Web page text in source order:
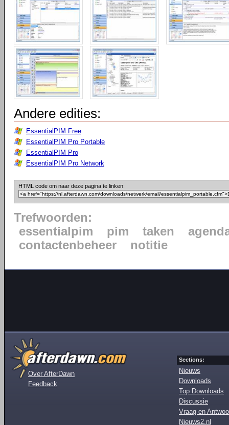
Andere edities:
EssentialPIM Free
EssentialPIM Pro Portable
EssentialPIM Pro
EssentialPIM Pro Network
HTML code om naar deze pagina te linken:
Trefwoorden:
essentialpim
pim taken
contactenbeheer
notitie
Over AfterDawn
Feedback
Sections:
Nieuws
Downloads
Top Downloads
Discussie
Vraag en
Nieuws2.nl